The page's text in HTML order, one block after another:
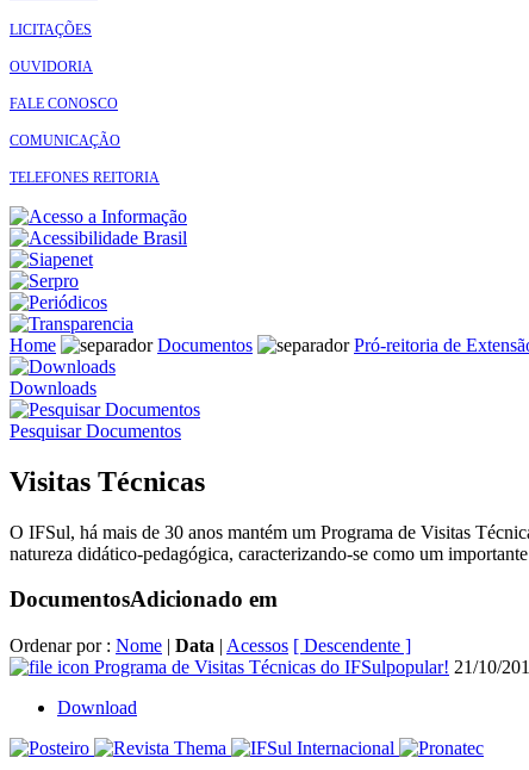
LICITAÇÕES
OUVIDORIA
FALE CONOSCO
COMUNICAÇÃO
TELEFONES REITORIA
Home Documentos Pró-reitoria de
Downloads
Pesquisar Documentos
Visitas Técnicas
O IFSul, há mais de 30 anos mantém um Programa de Visitas
natureza didático-pedagógica, caracterizando-se como um
DocumentosAdicionado em
Ordenar por : Nome | Data | Acessos [ Descendente ]
Programa de Visitas Técnicas do IFSulpopular! 21/10/
Download